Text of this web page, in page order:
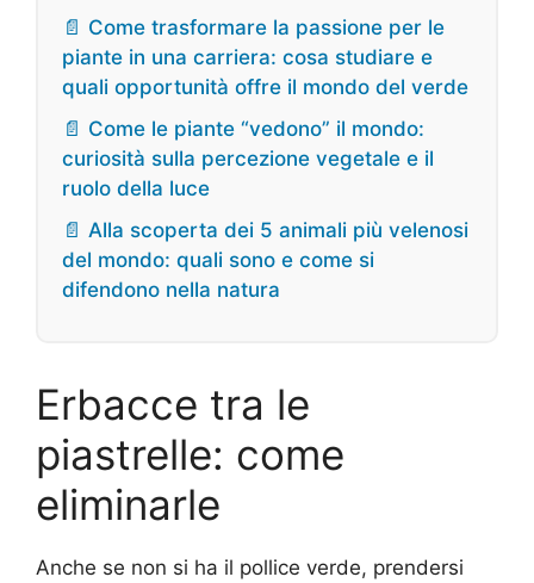
📄 Come trasformare la passione per le
piante in una carriera: cosa studiare e
quali opportunità offre il mondo del verde
📄 Come le piante “vedono” il mondo:
curiosità sulla percezione vegetale e il
ruolo della luce
📄 Alla scoperta dei 5 animali più velenosi
del mondo: quali sono e come si
difendono nella natura
Erbacce tra le
piastrelle: come
eliminarle
Anche se non si ha il pollice verde, prendersi